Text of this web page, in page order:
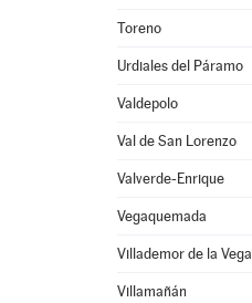
Toreno
Urdiales del Páramo
Valdepolo
Val de San Lorenzo
Valverde-Enrique
Vegaquemada
Villademor de la Vega
Villamañán